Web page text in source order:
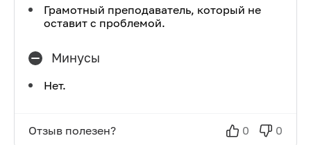
Грамотный преподаватель, который не
оставит с проблемой.
Минусы
Нет.
Отзыв полезен? 0 0